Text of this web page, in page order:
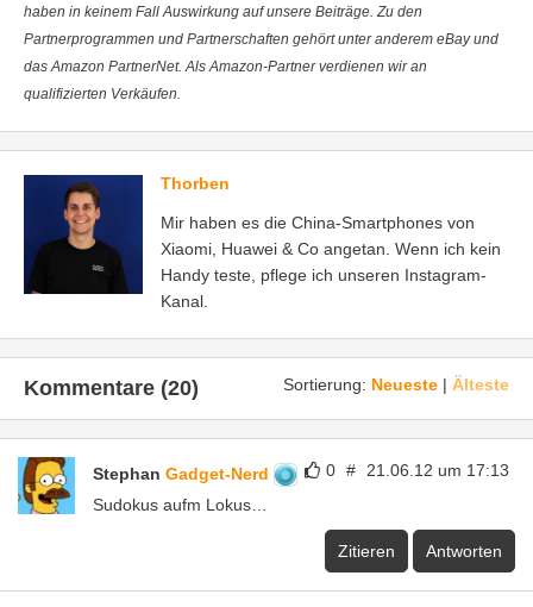
haben in keinem Fall Auswirkung auf unsere Beiträge. Zu den
Partnerprogrammen und Partnerschaften gehört unter anderem eBay und
das Amazon PartnerNet. Als Amazon-Partner verdienen wir an
qualifizierten Verkäufen.
Thorben
Mir haben es die China-Smartphones von
Xiaomi, Huawei & Co angetan. Wenn ich kein
Handy teste, pflege ich unseren Instagram-
Kanal.
Sortierung: Neueste | Älteste
Kommentare (20)
0 # 21.06.12 um 17:13
Stephan Gadget-Nerd
Sudokus aufm Lokus…
Zitieren Antworten